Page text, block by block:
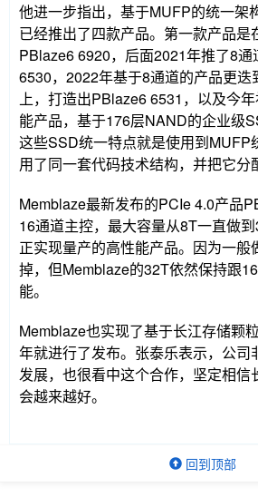
他进一步指出，基于MUFP的统一架
已经推出了四款产品。第一款产品是
PBlaze6 6920，后面2021年推了8
6530，2022年基于8通道的产品更迭
上，打造出PBlaze6 6531，以及今
能产品，基于176层NAND的企业级
这些SSD统一特点就是使用到MUFP
用了同一套代码技术结构，并把它分
Memblaze最新发布的PCIe 4.0产品
16通道主控，最大容量从8T一直做
正实现量产的高性能产品。因为一般
掉，但Memblaze的32T依然保持跟
能。
Memblaze也实现了基于长江存储颗
年就进行了发布。张泰乐表示，公司
发展，也很看中这个合作，坚定相信
会越来越好。
回到顶部